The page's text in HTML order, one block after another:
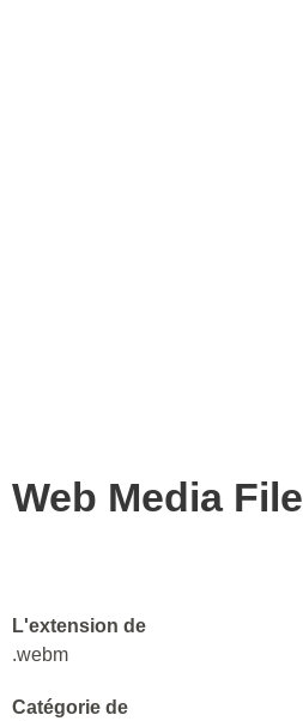
Web Media File
L'extension de
.webm
Catégorie de